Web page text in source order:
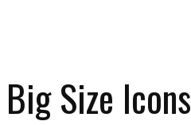
Big Size Icons